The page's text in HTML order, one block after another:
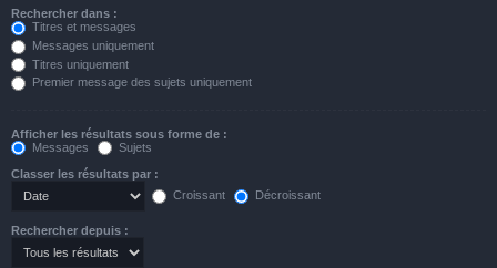
Rechercher dans :
Titres et messages
Messages uniquement
Titres uniquement
Premier message des sujets uniquement
Afficher les résultats sous forme de :
Messages
Sujets
Classer les résultats par :
Croissant
Décroissant
Rechercher depuis :